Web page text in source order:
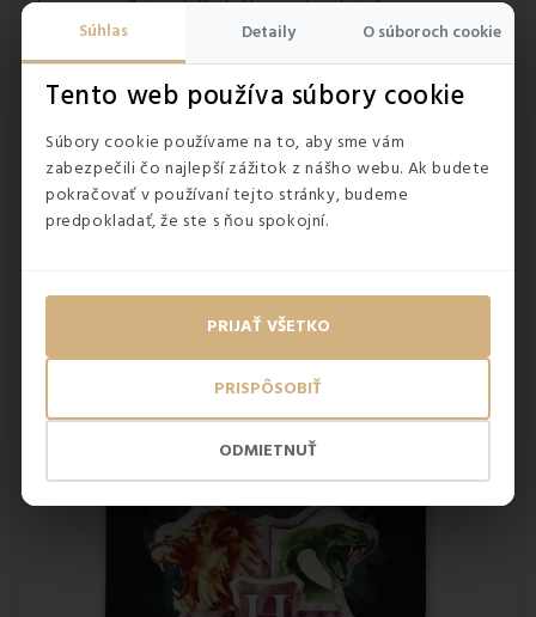
Súhlas Detaily O súboroch cookie
Tento web používa súbory cookie
Súbory cookie používame na to, aby sme vám
zabezpečili čo najlepší zážitok z nášho webu. Ak budete
pokračovať v používaní tejto stránky, budeme
predpokladať, že ste s ňou spokojní.
ODMIETNUŤ
PRISPÔSOBIŤ
PRIJAŤ VŠETKO
dominuje veľký znak školy Hogwarts s detailne
spracovanými symbolmi fakúlt, na druhej strane sa
postele podľa nálady a dodáva interiéru jedinečný
Súprava obsahuje obliečku na paplón v rozmere 140x200 cm
a obliečku na vankúš 70x90 cm. Kvalitná potlač si zachováva
sýte farby aj po viacerých praniach, čo zaručuje dlhú
životnosť produktu.